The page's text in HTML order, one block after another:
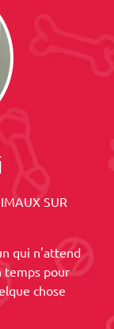
SUR
qui n'attend
temps pour
chose